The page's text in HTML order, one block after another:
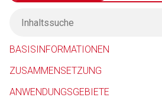
BASISINFORMATIONEN
ZUSAMMENSETZUNG
ANWENDUNGSGEBIETE